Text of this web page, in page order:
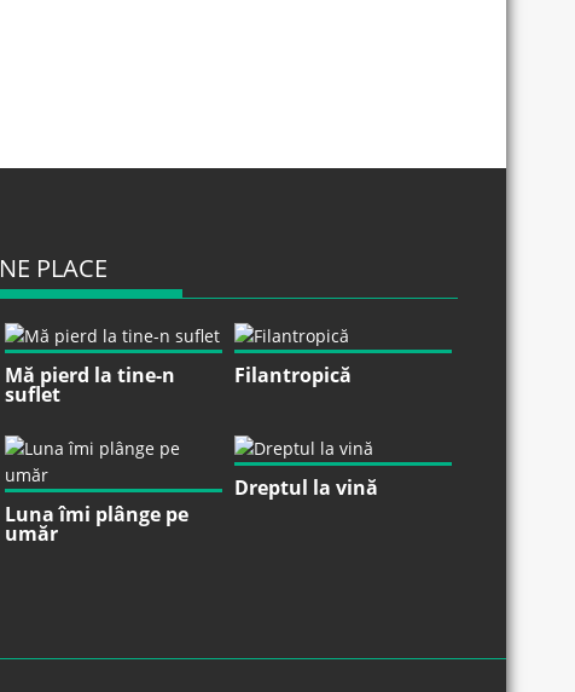
NE PLACE
Mă pierd la tine-n
suflet
Filantropică
Luna îmi plânge pe
umăr
Dreptul la vină